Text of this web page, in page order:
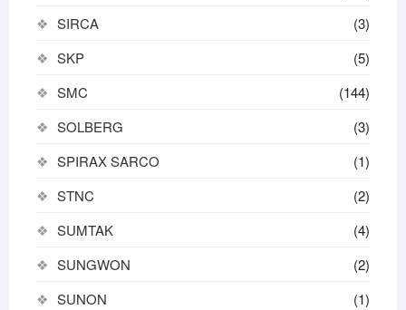
SIRCA
(3)
SKP
(5)
SMC
(144)
SOLBERG
(3)
SPIRAX SARCO
(1)
STNC
(2)
SUMTAK
(4)
SUNGWON
(2)
SUNON
(1)